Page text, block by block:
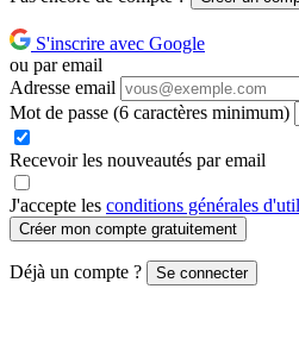
S'inscrire avec Google
ou par email
Adresse email
Mot de passe (6 caractères minimum)
Recevoir les nouveautés par email
J'accepte les conditions générales
Créer mon compte gratuitement
Déjà un compte ? Se connecter